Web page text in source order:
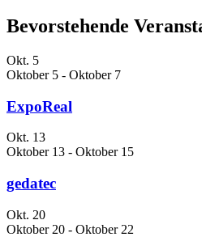
Bevorstehende
Okt. 5
Oktober 5 - Oktober 7
ExpoReal
Okt. 13
Oktober 13 - Oktober 15
gedatec
Okt. 20
Oktober 20 - Oktober 22